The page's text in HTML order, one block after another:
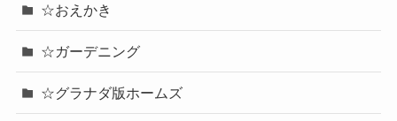
☆おえかき
☆ガーデニング
☆グラナダ版ホームズ